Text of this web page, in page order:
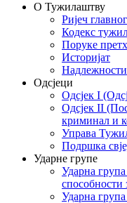
О Тужилаштву
Ријеч
Кодекс
Поруке
Историјат
Надлежности
Одсјеци
Одсјек I
Одсјек II
криминал и
Управа
Подршка
Ударне групе
Ударна
способности
Ударна